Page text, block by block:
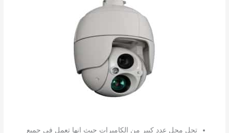
تحل محل عدد كبير من الكاميرات حيث انها تعمل فى جميع